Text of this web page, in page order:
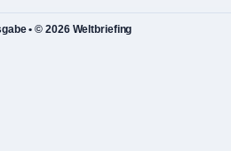
• © 2026 Weltbriefing